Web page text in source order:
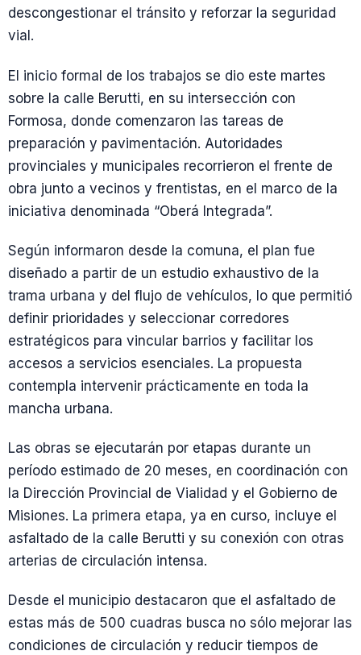
descongestionar el tránsito y reforzar la seguridad
vial.
El inicio formal de los trabajos se dio este martes
sobre la calle Berutti, en su intersección con
Formosa, donde comenzaron las tareas de
preparación y pavimentación. Autoridades
provinciales y municipales recorrieron el frente de
obra junto a vecinos y frentistas, en el marco de la
iniciativa denominada “Oberá Integrada”.
Según informaron desde la comuna, el plan fue
diseñado a partir de un estudio exhaustivo de la
trama urbana y del flujo de vehículos, lo que permitió
definir prioridades y seleccionar corredores
estratégicos para vincular barrios y facilitar los
accesos a servicios esenciales. La propuesta
contempla intervenir prácticamente en toda la
mancha urbana.
Las obras se ejecutarán por etapas durante un
período estimado de 20 meses, en coordinación con
la Dirección Provincial de Vialidad y el Gobierno de
Misiones. La primera etapa, ya en curso, incluye el
asfaltado de la calle Berutti y su conexión con otras
arterias de circulación intensa.
Desde el municipio destacaron que el asfaltado de
estas más de 500 cuadras busca no sólo mejorar las
condiciones de circulación y reducir tiempos de